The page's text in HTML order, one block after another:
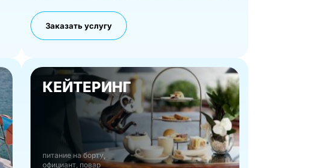
Заказать услугу
КЕЙТЕРИНГ
питание на борту,
официант, повар